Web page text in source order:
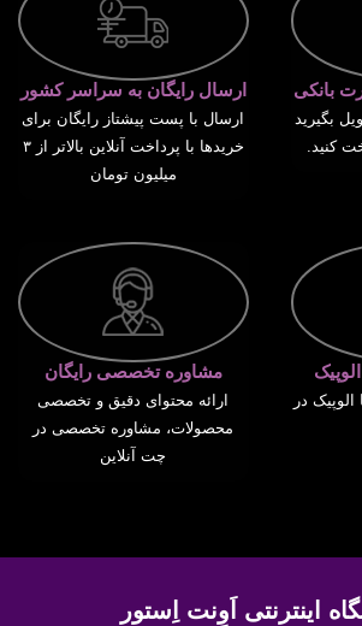
بانکی
بگیرید
کنید.
ارسال رایگان به سراسر کشور
ارسال با پست پیشتاز رایگان برای
خریدها با پرداخت آنلاین بالاتر از ۳
میلیون تومان
با الوپیک در
مشاوره تخصصی رایگان
ارائه محتوای دقیق و تخصصی
محصولات، مشاوره تخصصی در
چت آنلاین
اینترنتی اَوِنت اِستور